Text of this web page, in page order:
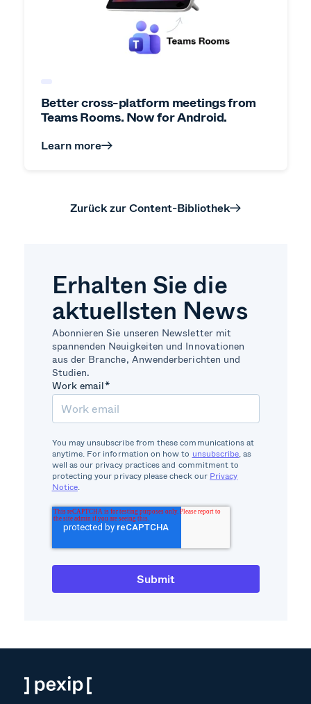
Better cross-platform meetings from
Teams Rooms. Now for Android.
Learn more
Zurück zur Content-Bibliothek
Erhalten Sie die
aktuellsten News
Abonnieren Sie unseren Newsletter mit
spannenden Neuigkeiten und Innovationen
aus der Branche, Anwenderberichten und
Studien.
Work email*
You may unsubscribe from these communications at
anytime. For information on how to unsubscribe, as
well as our privacy practices and commitment to
protecting your privacy please check our Privacy
Notice.